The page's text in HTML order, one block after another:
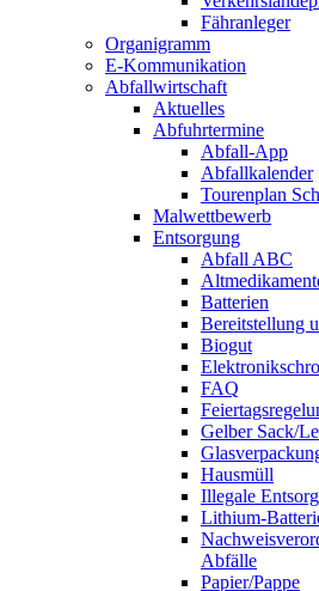
Fähranleger
Organigramm
E-Kommunikation
Abfallwirtschaft
Aktuelles
Abfuhrtermine
Abfall-App
Abfallkalender
Tourenplan
Malwettbewerb
Entsorgung
Abfall ABC
Batterien
Bereitstellung
Biogut
FAQ
Gelber Sack/
Hausmüll
Illegale
Lithium-
Abfälle
Papier/Pappe